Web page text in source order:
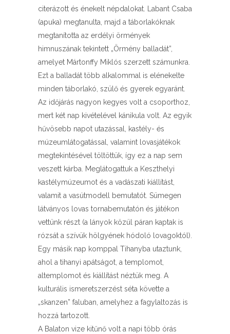
citerázott és énekelt népdalokat. Labant Csaba
(apuka) megtanulta, majd a táborlakóknak
megtanította az erdélyi örmények
himnuszának tekintett „Örmény balladát”,
amelyet Mártonffy Miklós szerzett számunkra.
Ezt a balladát több alkalommal is elénekelte
minden táborlakó, szülő és gyerek egyaránt.
Az időjárás nagyon kegyes volt a csoporthoz,
mert két nap kivételével kánikula volt. Az egyik
hűvösebb napot utazással, kastély- és
múzeumlátogatással, valamint lovasjátékok
megtekintésével töltöttük, így ez a nap sem
veszett kárba. Meglátogattuk a Keszthelyi
kastélymúzeumot és a vadászati kiállítást,
valamit a vasútmodell bemutatót. Sümegen
látványos lovas tornabemutatón és játékon
vettünk részt (a lányok közül páran kaptak is
rózsát a szívük hölgyének hódoló lovagoktól).
Egy másik nap komppal Tihanyba utaztunk,
ahol a tihanyi apátságot, a templomot,
altemplomot és kiállítást néztük meg. A
kulturális ismeretszerzést séta követte a
„skanzen” faluban, amelyhez a fagylaltozás is
hozzá tartozott.
A Balaton vize kitűnő volt a napi több órás